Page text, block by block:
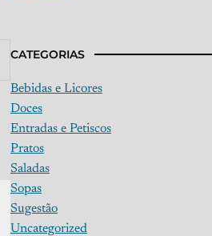
CATEGORIAS
Bebidas e Licores
Doces
Entradas e Petiscos
Pratos
Saladas
Sopas
Sugestão
Uncategorized